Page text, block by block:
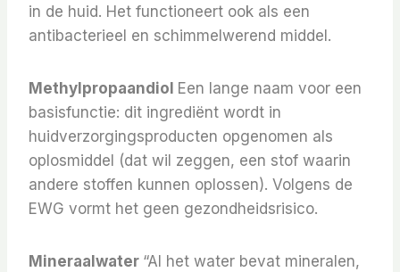
in de huid. Het functioneert ook als een
antibacterieel en schimmelwerend middel.
Methylpropaandiol Een lange naam voor een
basisfunctie: dit ingrediënt wordt in
huidverzorgingsproducten opgenomen als
oplosmiddel (dat wil zeggen, een stof waarin
andere stoffen kunnen oplossen). Volgens de
EWG vormt het geen gezondheidsrisico.
Mineraalwater “Al het water bevat mineralen,